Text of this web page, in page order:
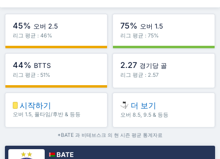
45% 오버 2.5
리그 평균 : 46%
75% 오버 1.5
리그 평균 : 75%
44% BTTS
리그 평균 : 51%
2.27 경기당 골
리그 평균 : 2.57
시작하기
오버 1.5, 풀타임/후반 & 등등
더 보기
오버 8.5, 9.5 & 등등
*BATE 과 비테브스크 의 현 시즌 평균 통계자료
BATE